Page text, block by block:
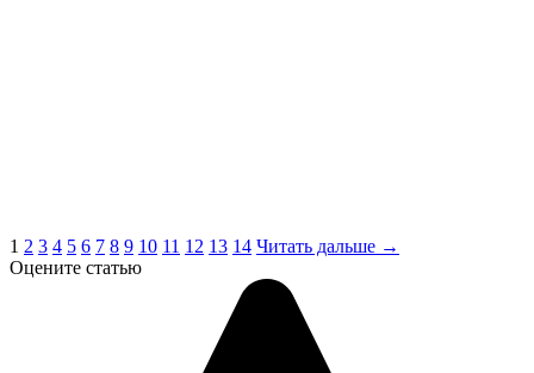
1 2 3 4 5 6 7 8 9 10 11 12 13 14 Читать дальше →
Оцените статью